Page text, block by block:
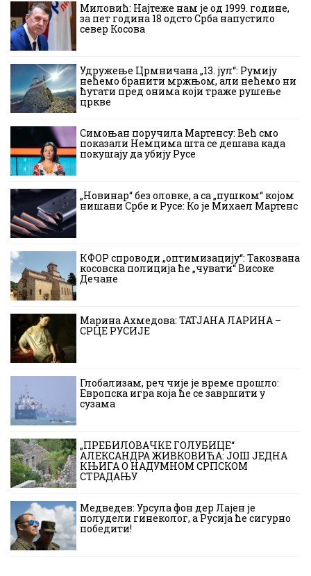
Миловић: Најтеже нам је од 1999. године,
за пет година 18 одсто Срба напустило
север Косова
Удружење Црмничана „13. јул“: Румију
нећемо бранити мржњом, али нећемо ни
ћутати пред онима који траже рушење
цркве
Симоњан поручила Мартенсу: Већ смо
показали Немцима шта се дешава када
покушају да убију Русе
„Новинар“ без оловке, а са „пушком“ којом
нишани Србе и Русе: Ко је Михаел Мартенс
КФОР спроводи „оптимизацију“: Такозвана
косовска полиција ће „чувати“ Високе
Дечане
Марина Ахмедова: ТАТЈАНА ЛАРИНА –
СРЦЕ РУСИЈЕ
Глобализам, реч чије је време прошло:
Европска игра која ће се завршити у
сузама
„ПРЕБИЛОВАЧКЕ ГОЛУБИЦЕ“
АЛЕКСАНДРА ЖИВКОВИЋА: ЈОШ ЈЕДНА
КЊИГА О НАДУМНОМ СРПСКОМ
СТРАДАЊУ
Медведев: Урсула фон дер Лајен је
полудели гинеколог, а Русија ће сигурно
победити!